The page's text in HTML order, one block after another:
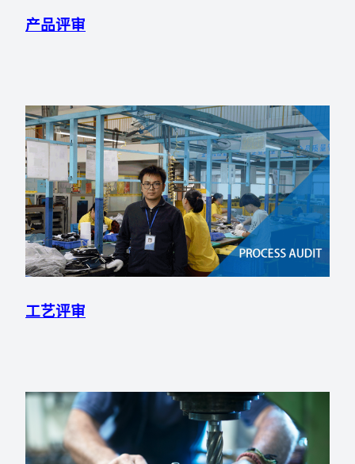
产品评审
工艺评审